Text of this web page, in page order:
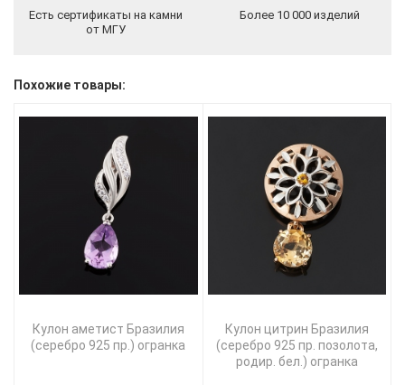
Есть сертификаты на камни
от МГУ
Более 10 000 изделий
Похожие товары:
Кулон аметист Бразилия
(серебро 925 пр.) огранка
Кулон цитрин Бразилия
(серебро 925 пр. позолота,
родир. бел.) огранка